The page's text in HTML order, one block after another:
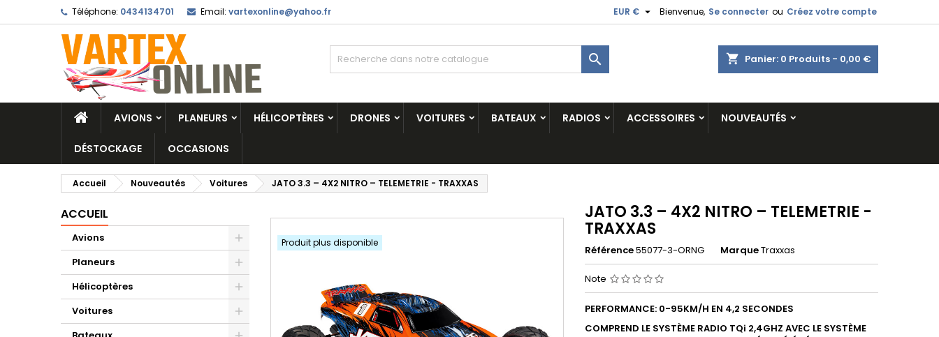
Téléphone: 0434134701 Email: vartexonline@yahoo.fr Bienvenue, Se connecter ou Créez votre compte
EUR € 
shopping_cart Panier: 0 Produits - 0,00 €

AVIONS PLANEURS HÉLICOPTÈRES DRONES VOITURES BATEAUX RADIOS ACCESSOIRES NOUVEAUTÉS
DÉSTOCKAGE OCCASIONS
Accueil Nouveautés Voitures JATO 3.3 – 4X2 NITRO – TELEMETRIE - TRAXXAS
ACCUEIL
Avions
Planeurs
Hélicoptères
Voitures
Produit plus disponible
JATO 3.3 – 4X2 NITRO – TELEMETRIE -
TRAXXAS
Référence55077-3-ORNG MarqueTraxxas
Note
PERFORMANCE: 0-95KM/H EN 4,2 SECONDES
COMPREND LE SYSTÈME RADIO TQi 2,4GHZ AVEC LE SYSTÈME